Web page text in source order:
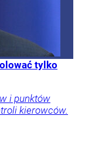
tylko
i punktów
kierowców.